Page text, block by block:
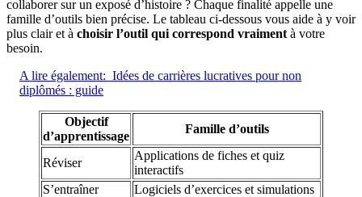
collaborer sur un exposé d’histoire ? Chaque finalité appelle une
famille d’outils bien précise. Le tableau ci-dessous vous aide à y voir
plus clair et à choisir l’outil qui correspond vraiment à votre
besoin.
A lire également: Idées de carrières lucratives pour non
diplômés : guide
Objectif
d’apprentissage
Famille d’outils
Réviser
Applications de fiches et quiz
interactifs
S’entraîner
Logiciels d’exercices et simulations